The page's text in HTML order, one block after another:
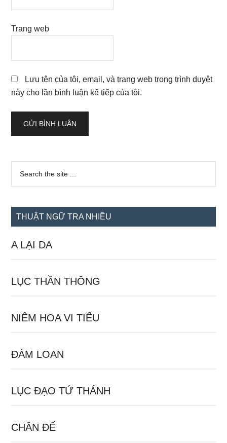
Trang web
Lưu tên của tôi, email, và trang web trong trình duyệt
này cho lần bình luận kế tiếp của tôi.
Sidebar
chính
...
THUẬT NGỮ TRA NHIỀU
A LẠI DA
LỤC THẦN THÔNG
NIÊM HOA VI TIẾU
ĐÀM LOAN
LỤC ĐẠO TỨ THÁNH
CHÂN ĐẾ